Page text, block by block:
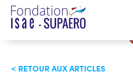
< RETOUR AUX ARTICLES